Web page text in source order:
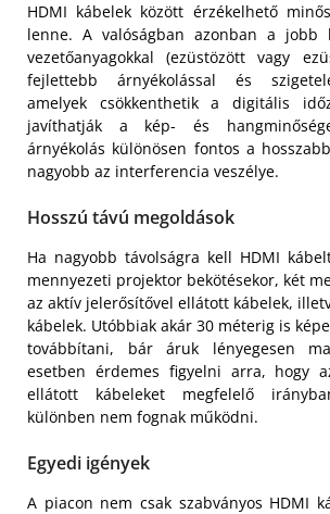
HDMI kábelek között érzékelhető
lenne. A valóságban azonban a jobb
vezetőanyagokkal (ezüstözött vagy
fejlettebb árnyékolással és
amelyek csökkenthetik a digitális
javíthatják a kép- és
árnyékolás különösen fontos a
nagyobb az interferencia veszélye.
Hosszú távú megoldások
Ha nagyobb távolságra kell HDMI
mennyezeti projektor bekötésekor, két
az aktív jelerősítővel ellátott kábelek,
kábelek. Utóbbiak akár 30 méterig is
továbbítani, bár áruk lényegesen
esetben érdemes figyelni arra, hogy
ellátott kábeleket megfelelő
különben nem fognak működni.
Egyedi igények
A piacon nem csak szabványos HDMI